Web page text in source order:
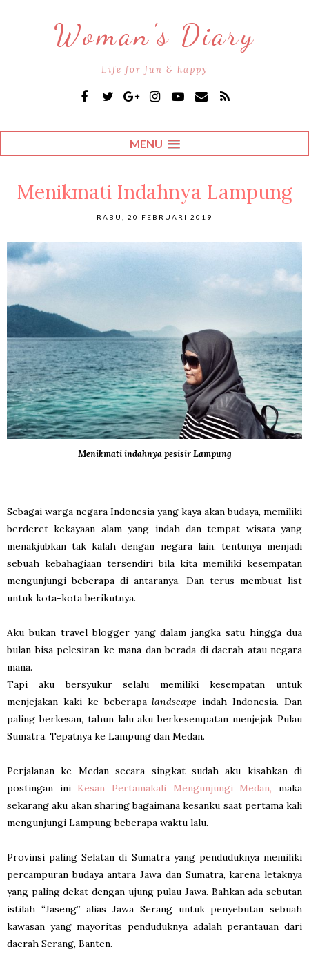
Woman's Diary
Life for fun & happy
MENU
Menikmati Indahnya Lampung
RABU, 20 FEBRUARI 2019
Menikmati indahnya pesisir Lampung
Sebagai warga negara Indonesia yang kaya akan budaya, memiliki
berderet kekayaan alam yang indah dan tempat wisata yang
menakjubkan tak kalah dengan negara lain, tentunya menjadi
sebuah kebahagiaan tersendiri bila kita memiliki kesempatan
mengunjungi beberapa di antaranya. Dan terus membuat list
untuk kota-kota berikutnya.
Aku bukan travel blogger yang dalam jangka satu hingga dua
bulan bisa pelesiran ke mana dan berada di daerah atau negara
mana.
Tapi aku bersyukur selalu memiliki kesempatan untuk
menjejakan kaki ke beberapalandscape indah Indonesia. Dan
paling berkesan, tahun lalu aku berkesempatan menjejak Pulau
Sumatra. Tepatnya ke Lampung dan Medan.
Perjalanan ke Medan secara singkat sudah aku kisahkan di
postingan ini Kesan Pertamakali Mengunjungi Medan, maka
sekarang aku akan sharing bagaimana kesanku saat pertama kali
mengunjungi Lampung beberapa waktu lalu.
Provinsi paling Selatan di Sumatra yang penduduknya memiliki
percampuran budaya antara Jawa dan Sumatra, karena letaknya
yang paling dekat dengan ujung pulau Jawa. Bahkan ada sebutan
istilah “Jaseng” alias Jawa Serang untuk penyebutan sebuah
kawasan yang mayoritas penduduknya adalah perantauan dari
daerah Serang, Banten.